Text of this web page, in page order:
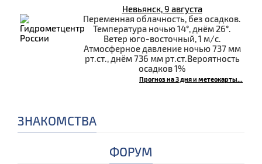
Невьянск, 9 августа
Переменная облачность, без осадков.
Температура ночью 14°, днём 26°.
Ветер юго-восточный, 1 м/с.
Атмосферное давление ночью 737 мм
рт.ст., днём 736 мм рт.ст.Вероятность
осадков 1%
Прогноз на 3 дня и метеокарты...
ЗНАКОМСТВА
ФОРУМ